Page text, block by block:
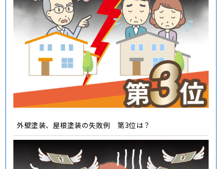
外壁塗装、屋根塗装の失敗例 第3位は？